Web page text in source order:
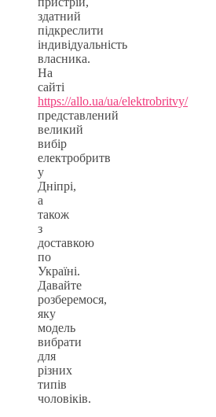
здатний
підкреслити
індивідуальність
власника.
На
сайті
https://allo.ua/ua/elektrobritvy/
представлений
великий
вибір
електробритв
у
Дніпрі,
а
також
з
доставкою
по
Україні.
Давайте
розберемося,
яку
модель
вибрати
для
різних
типів
чоловіків.